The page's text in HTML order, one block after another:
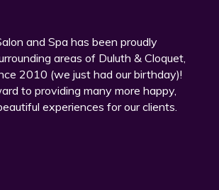
and Spa has been proudly
areas of Duluth & Cloquet,
2010 (we just had our birthday)!
to providing many more happy,
experiences for our clients.